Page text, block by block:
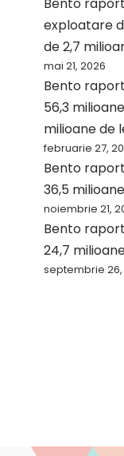
exploatare
de 2,7
mai 21, 2026
Bento
56,3
milioane de
februarie 27,
Bento
36,5
noiembrie 21,
Bento
24,7
septembrie 26,